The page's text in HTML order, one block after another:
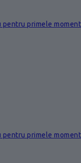
pentru primele
pentru primele